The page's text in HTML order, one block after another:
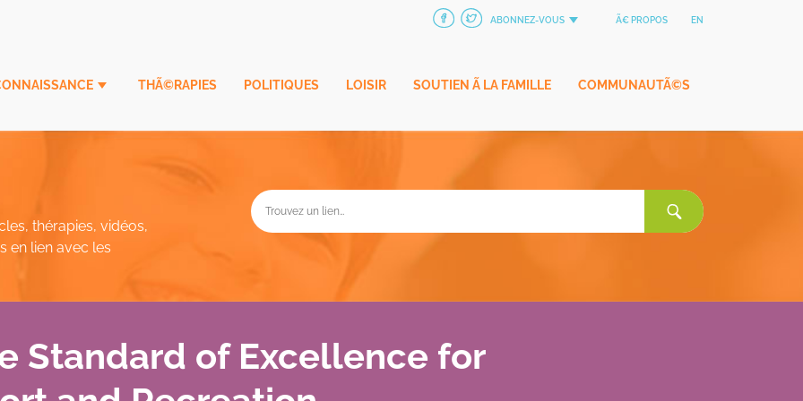
ABONNEZ-VOUS Ã€ PROPOS EN
COMMUNAUTÃ©S
SOUTIEN Ã LA FAMILLE
LOISIR
POLITIQUES
THÃ©RAPIES
thérapies, vidéos,
en lien avec les
Rechercher:
Standard of Excellence for